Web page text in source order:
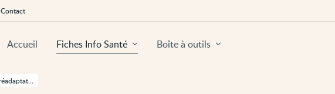
Déficit auditif : réadaptation technique
Accueil Fiches Info Santé Boîte à outils
Contact